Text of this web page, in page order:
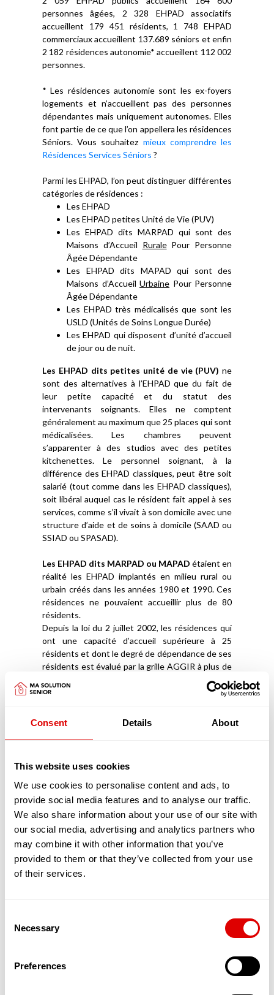
Consent Details About
This website uses cookies
We use cookies to personalise content and ads, to
provide social media features and to analyse our traffic.
We also share information about your use of our site with
our social media, advertising and analytics partners who
may combine it with other information that you’ve
provided to them or that they’ve collected from your use
of their services.
Selection
Necessary
Preferences
personnes âgées, 2 328 EHPAD associatifs
accueillent 179 451 résidents, 1 748 EHPAD
commerciaux accueillent 137.689 séniors et enfin
2 182 résidences autonomie* accueillent 112 002
personnes.
* Les résidences autonomie sont les ex-foyers
logements et n’accueillent pas des personnes
dépendantes mais uniquement autonomes. Elles
font partie de ce que l’on appellera les résidences
Séniors. Vous souhaitez mieux comprendre les
Résidences Services Séniors ?
Parmi les EHPAD, l’on peut distinguer différentes
catégories de résidences :
Les EHPAD
Les EHPAD petites Unité de Vie (PUV)
Les EHPAD dits MARPAD qui sont des
Maisons d’Accueil RuralePour Personne
Âgée Dépendante
Les EHPAD dits MAPAD qui sont des
Maisons d’Accueil Urbaine Pour Personne
Âgée Dépendante
Les EHPAD très médicalisés que sont les
USLD (Unités de Soins Longue Durée)
Les EHPAD qui disposent d’unité d’accueil
de jour ou de nuit.
Les EHPAD dits petites unité de vie (PUV) ne
sont des alternatives à l’EHPAD que du fait de
leur petite capacité et du statut des
intervenants soignants. Elles ne comptent
généralement au maximum que 25 places qui sont
médicalisées. Les chambres peuvent
s’apparenter à des studios avec des petites
kitchenettes. Le personnel soignant, à la
différence des EHPAD classiques, peut être soit
salarié (tout comme dans les EHPAD classiques),
soit libéral auquel cas le résident fait appel à ses
services, comme s’il vivait à son domicile avec une
structure d’aide et de soins à domicile (SAAD ou
SSIAD ou SPASAD).
Les EHPAD dits MARPAD ou MAPAD étaient en
réalité les EHPAD implantés en milieu rural ou
urbain créés dans les années 1980 et 1990. Ces
résidences ne pouvaient accueillir plus de 80
résidents.
Depuis la loi du 2 juillet 2002, les résidences qui
ont une capacité d’accueil supérieure à 25
résidents et dont le degré de dépendance de ses
résidents est évalué par la grille AGGIR à plus de
« 300 », doivent devenir des EHPAD
(Établissement d’Hébergement pour Personnes
MARPAD et de MAPAD aujourd’hui, en réalité ce
(PUV) que nous venons de décrire.
Les Unité de Soins de Suite et de Longue
Durée (USLD), tout comme les EHPAD,
accueillent des personnes âgées dépendantes
de plus de 60 ans. A la différence des EHPAD, les
USLD sont plus souvent adossées à un
établissement public hospitalier qui peut traiter
des prises en charge médicales lourdes. En effet,
dans ces établissements la perte d’autonomie
des résidents est très importante (plus que dans
peuvent former une entité à
part entière mais ils sont souvent adossés à des
âgées (en journée, parfois la nuit), qui vivent à leur
domicile avec un Aidant Familial et de les stimuler